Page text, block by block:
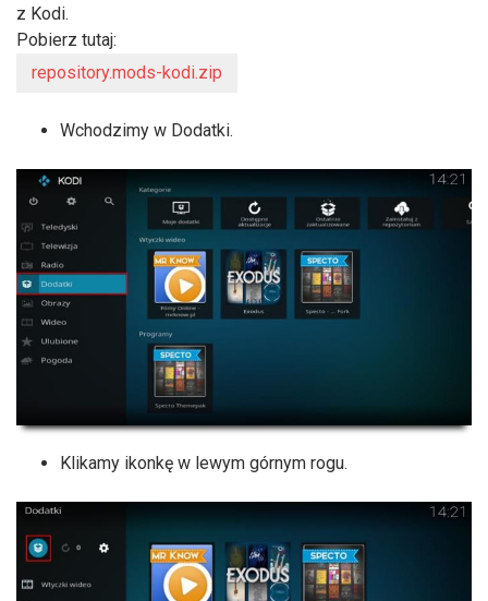
z Kodi.
Pobierz tutaj:
repository.mods-kodi.zip
Wchodzimy w Dodatki.
Klikamy ikonkę w lewym górnym rogu.